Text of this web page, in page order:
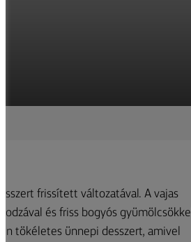
frissített változatával. A vajas
és friss bogyós gyümölcsökkel
tökéletes ünnepi desszert, amivel